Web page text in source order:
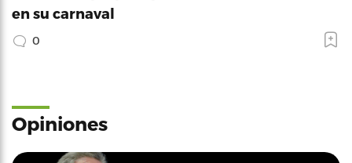
en su carnaval
0
Opiniones